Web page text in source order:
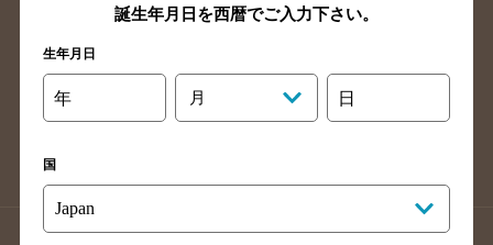
高知県のバー検索
福岡県のバー検索
長崎県のバー検索
大分県のバー検索
熊本県のバー検索
誕生年月日を西暦でご入力下さい。
生年月日
年 月 日
国